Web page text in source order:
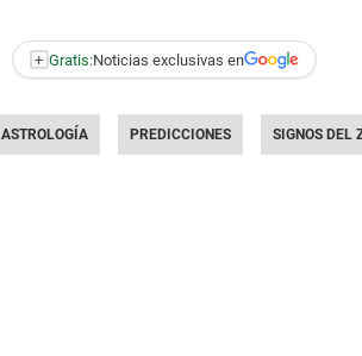
+ Gratis:Noticias exclusivas en
ASTROLOGÍA PREDICCIONES SIGNOS DEL